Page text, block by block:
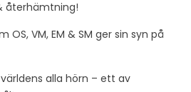
återhämtning!
OS, VM, EM & SM ger sin syn på
alla hörn – ett av